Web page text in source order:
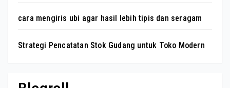
cara mengiris ubi agar hasil lebih tipis dan seragam
Strategi Pencatatan Stok Gudang untuk Toko Modern